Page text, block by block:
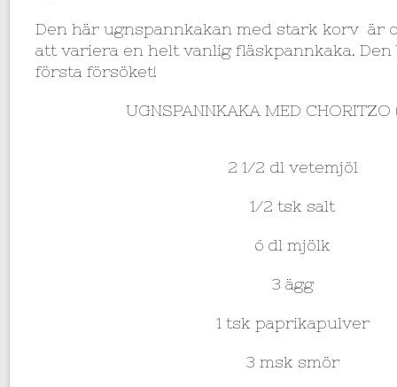
Den här ugnspannkakan med stark korv är
att variera en helt vanlig fläskpannkaka.
första försöket!
UGNSPANNKAKA MED
2 1/2 dl vetemjöl
1/2 tsk salt
6 dl mjölk
3 ägg
1 tsk paprikapulver
3 msk smör